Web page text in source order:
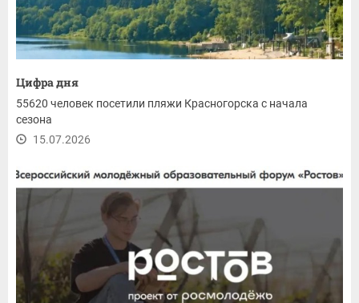
Цифра дня
55620 человек посетили пляжи Красногорска с начала
сезона
15.07.2026